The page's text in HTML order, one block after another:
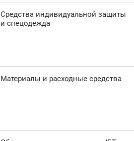
Средства индивидуальной защиты
и спецодежда
Материалы и расходные средства